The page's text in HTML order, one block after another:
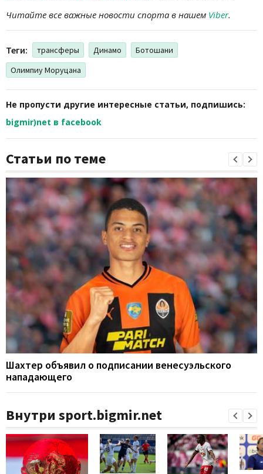
Читайте все важные новости спорта в нашем Viber.
Теги: трансферы Динамо
Ботошани
Олимпиу Моруцана
Не пропусти другие интересные статьи, подпишись:
bigmir)net в facebook
Статьи по теме
Шахтер объявил о подписании венесуэльского
нападающего
Внутри sport.bigmir.net